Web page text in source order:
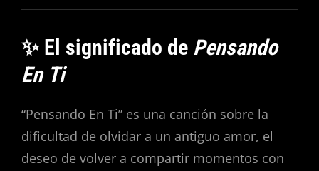
✨ El significado de Pensando
En Ti
“Pensando En Ti” es una canción sobre la
dificultad de olvidar a un antiguo amor, el
deseo de volver a compartir momentos con